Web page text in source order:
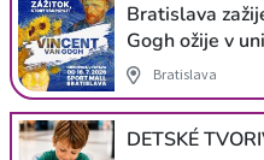
Bratislava
Gogh ožije v
Bratislava
DETSKÉ